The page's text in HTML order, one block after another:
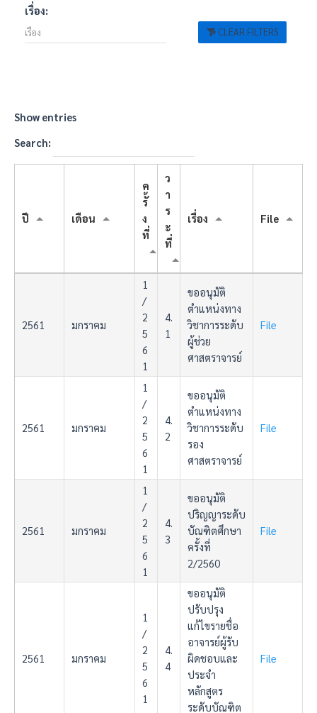
เรื่อง:
CLEAR FILTERS
Show entries
Search:
ปี เดือน
ค
รั้
ง
ที่
ว
า
ร
ะ
ที่
เรื่อง File
2561 มกราคม
1
/
2
5
6
1
4.
1
ขออนุมัติ
ตำแหน่งทาง
วิชาการระดับ
ผู้ช่วย
ศาสตราจารย์
File
2561 มกราคม
1
/
2
5
6
1
4.
2
ขออนุมัติ
ตำแหน่งทาง
วิชาการระดับ
รอง
ศาสตราจารย์
File
2561 มกราคม
1
/
2
5
6
1
4.
3
ขออนุมัติ
ปริญญาระดับ
บัณฑิตศึกษา
ครั้งที่
2/2560
File
2561 มกราคม
1
/
2
5
6
1
4.
4
ขออนุมัติ
ปรับปรุง
แก้ไขรายชื่อ
อาจารย์ผู้รับ
ผิดชอบและ
ประจำ
หลักสูตร
ระดับบัณฑิต
File